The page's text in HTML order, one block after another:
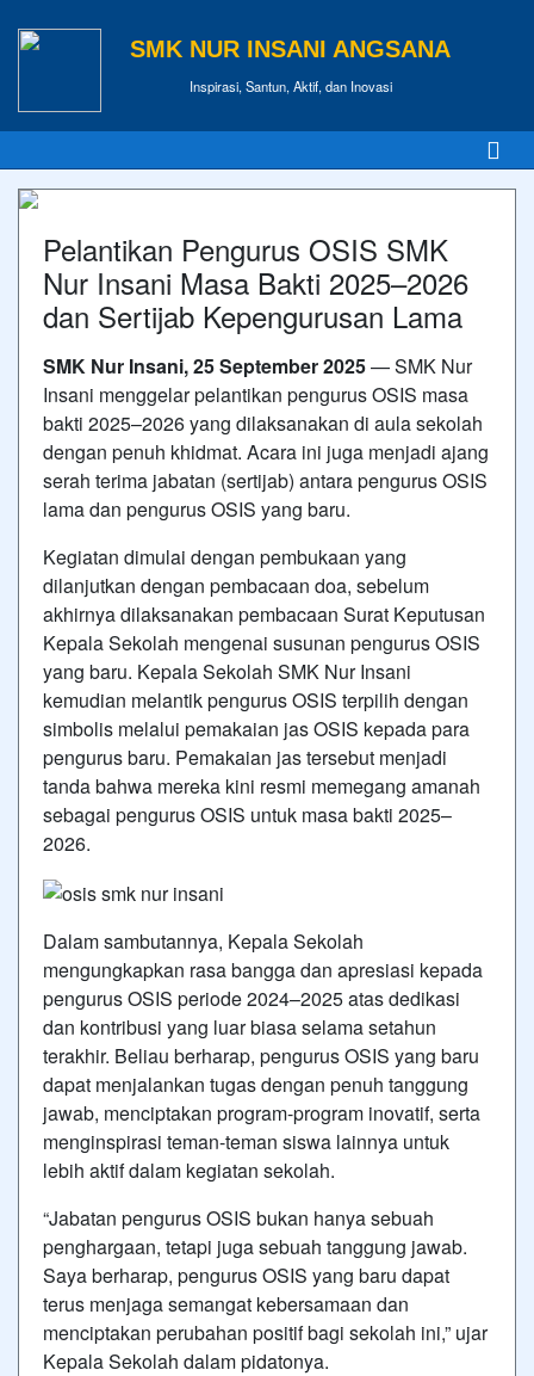
SMK NUR INSANI ANGSANA
Inspirasi, Santun, Aktif, dan Inovasi
Pelantikan Pengurus OSIS SMK
Nur Insani Masa Bakti 2025–2026
dan Sertijab Kepengurusan Lama
SMK Nur Insani, 25 September 2025— SMK Nur
Insani menggelar pelantikan pengurus OSIS masa
bakti 2025–2026 yang dilaksanakan di aula sekolah
dengan penuh khidmat. Acara ini juga menjadi ajang
serah terima jabatan (sertijab) antara pengurus OSIS
lama dan pengurus OSIS yang baru.
Kegiatan dimulai dengan pembukaan yang
dilanjutkan dengan pembacaan doa, sebelum
akhirnya dilaksanakan pembacaan Surat Keputusan
Kepala Sekolah mengenai susunan pengurus OSIS
yang baru. Kepala Sekolah SMK Nur Insani
kemudian melantik pengurus OSIS terpilih dengan
simbolis melalui pemakaian jas OSIS kepada para
pengurus baru. Pemakaian jas tersebut menjadi
tanda bahwa mereka kini resmi memegang amanah
sebagai pengurus OSIS untuk masa bakti 2025–
2026.
Dalam sambutannya, Kepala Sekolah
mengungkapkan rasa bangga dan apresiasi kepada
pengurus OSIS periode 2024–2025 atas dedikasi
dan kontribusi yang luar biasa selama setahun
terakhir. Beliau berharap, pengurus OSIS yang baru
dapat menjalankan tugas dengan penuh tanggung
jawab, menciptakan program-program inovatif, serta
menginspirasi teman-teman siswa lainnya untuk
lebih aktif dalam kegiatan sekolah.
“Jabatan pengurus OSIS bukan hanya sebuah
penghargaan, tetapi juga sebuah tanggung jawab.
Saya berharap, pengurus OSIS yang baru dapat
terus menjaga semangat kebersamaan dan
menciptakan perubahan positif bagi sekolah ini,” ujar
Kepala Sekolah dalam pidatonya.